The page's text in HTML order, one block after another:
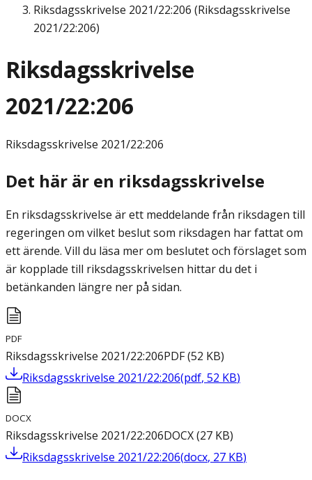
Riksdagsskrivelse 2021/22:206 (Riksdagsskrivelse
2021/22:206)
Riksdagsskrivelse
2021/22:206
Riksdagsskrivelse 2021/22:206
Det här är en riksdagsskrivelse
En riksdagsskrivelse är ett meddelande från riksdagen till
regeringen om vilket beslut som riksdagen har fattat om
ett ärende. Vill du läsa mer om beslutet och förslaget som
är kopplade till riksdagsskrivelsen hittar du det i
betänkanden längre ner på sidan.
PDF
Riksdagsskrivelse 2021/22:206PDF(52 KB)
Riksdagsskrivelse 2021/22:206(pdf, 52 KB)
DOCX
Riksdagsskrivelse 2021/22:206DOCX(27 KB)
Riksdagsskrivelse 2021/22:206(docx, 27 KB)